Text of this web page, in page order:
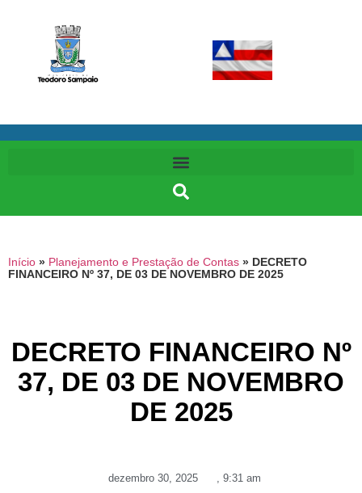
Início » Planejamento e Prestação de Contas » DECRETO
FINANCEIRO Nº 37, DE 03 DE NOVEMBRO DE 2025
DECRETO FINANCEIRO Nº
37, DE 03 DE NOVEMBRO
DE 2025
dezembro 30, 2025 , 9:31 am